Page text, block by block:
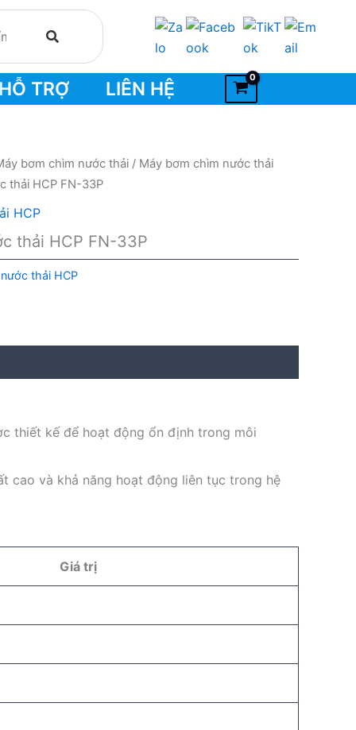
HỖ TRỢ LIÊN HỆ
bơm chìm nước thải / Máy bơm chìm nước thải
thải HCP FN-33P
HCP
thải HCP FN-33P
thải HCP
thiết kế để hoạt động ổn định trong môi
cao và khả năng hoạt động liên tục trong hệ
Giá trị